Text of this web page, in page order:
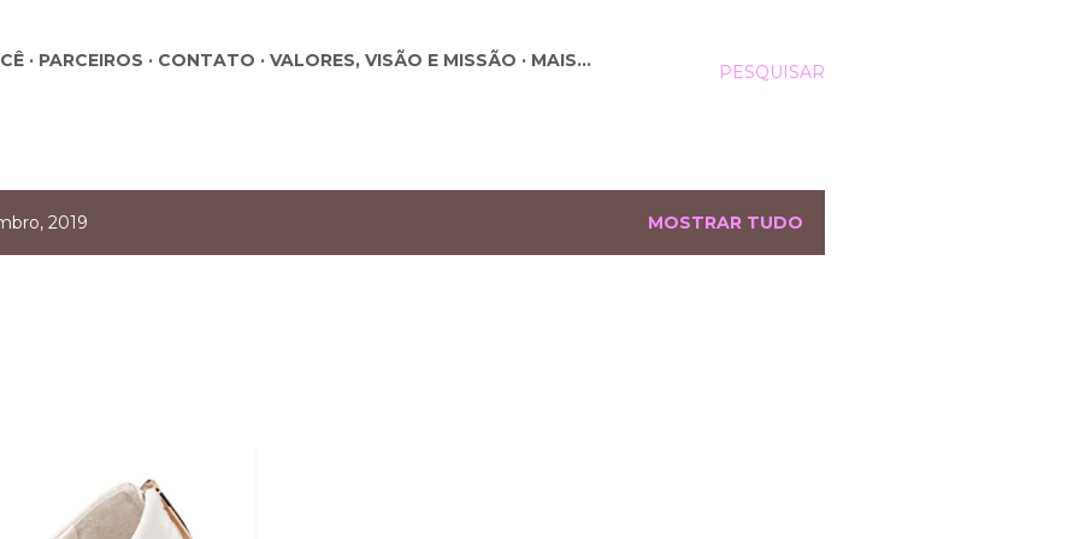
PESQUISAR
PARCEIROS CONTATO VALORES, VISÃO E MISSÃO MAIS…
2019 MOSTRAR TUDO